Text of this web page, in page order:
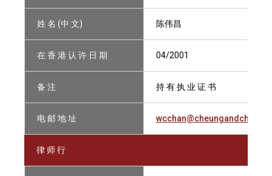
姓 名 (中 文) 陈伟昌
在 香 港 认 许 日 期 04/2001
备 注 持 有 执 业 证 书
电 邮 地 址
律 师 行